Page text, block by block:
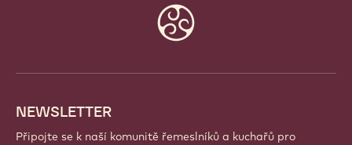
NEWSLETTER
Připojte se k naší komunitě řemeslníků a kuchařů pro